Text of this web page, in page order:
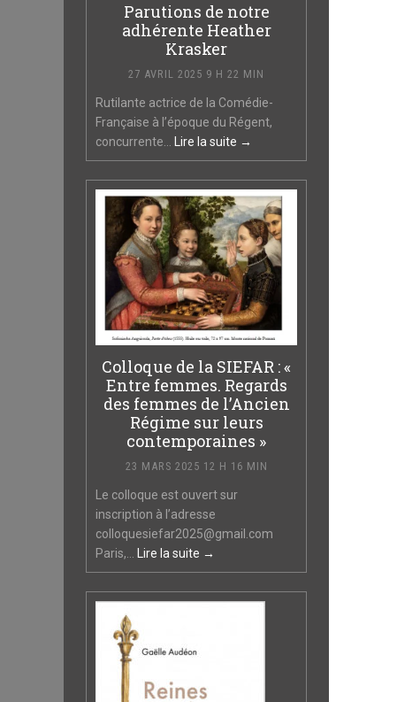
Parutions de notre
adhérente Heather
Krasker
27 AVRIL 2025 9 H 22 MIN
Rutilante actrice de la Comédie-
Française à l’époque du Régent,
concurrente... Lire la suite →
Colloque de la SIEFAR : «
Entre femmes. Regards
des femmes de l’Ancien
Régime sur leurs
contemporaines »
23 MARS 2025 12 H 16 MIN
Le colloque est ouvert sur
inscription à l’adresse
colloquesiefar2025@gmail.com
Paris,... Lire la suite →